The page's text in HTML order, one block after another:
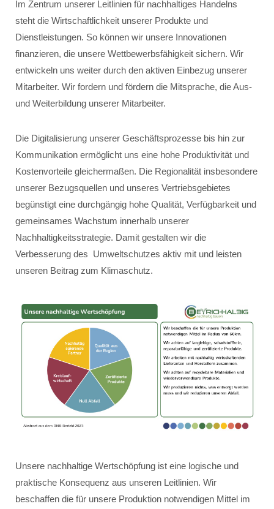
Im Zentrum unserer Leitlinien für nachhaltiges Handelns
steht die Wirtschaftlichkeit unserer Produkte und
Dienstleistungen. So können wir unsere Innovationen
finanzieren, die unsere Wettbewerbsfähigkeit sichern. Wir
entwickeln uns weiter durch den aktiven Einbezug unserer
Mitarbeiter. Wir fordern und fördern die Mitsprache, die Aus-
und Weiterbildung unserer Mitarbeiter.
Die Digitalisierung unserer Geschäftsprozesse bis hin zur
Kommunikation ermöglicht uns eine hohe Produktivität und
Kostenvorteile gleichermaßen. Die Regionalität insbesondere
unserer Bezugsquellen und unseres Vertriebsgebietes
begünstigt eine durchgängig hohe Qualität, Verfügbarkeit und
gemeinsames Wachstum innerhalb unserer
Nachhaltigkeitsstrategie. Damit gestalten wir die
Verbesserung des Umweltschutzes aktiv mit und leisten
unseren Beitrag zum Klimaschutz.
Unsere nachhaltige Wertschöpfung ist eine logische und
praktische Konsequenz aus unseren Leitlinien. Wir
beschaffen die für unsere Produktion notwendigen Mittel im